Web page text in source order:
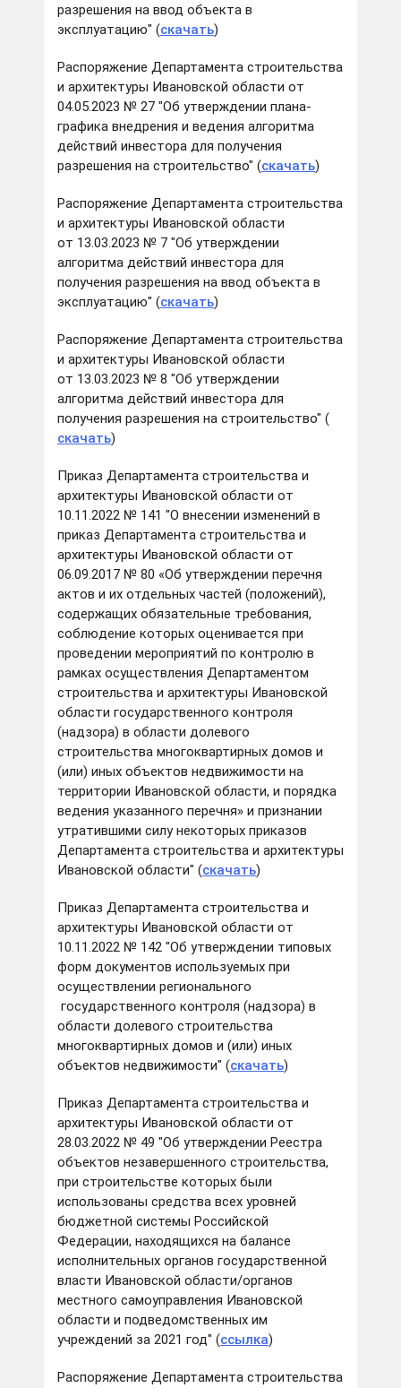
разрешения на ввод объекта в
эксплуатацию" (скачать)
Распоряжение Департамента строительства
и архитектуры Ивановской области от
04.05.2023 № 27 "Об утверждении плана-
графика внедрения и ведения алгоритма
действий инвестора для получения
разрешения на строительство" (скачать)
Распоряжение Департамента строительства
и архитектуры Ивановской области
от 13.03.2023 № 7 "Об утверждении
алгоритма действий инвестора для
получения разрешения на ввод объекта в
эксплуатацию" (скачать)
Распоряжение Департамента строительства
и архитектуры Ивановской области
от 13.03.2023 № 8 "Об утверждении
алгоритма действий инвестора для
получения разрешения на строительство" (
скачать)
Приказ Департамента строительства и
архитектуры Ивановской области от
10.11.2022 № 141 "О внесении изменений в
приказ Департамента строительства и
архитектуры Ивановской области от
06.09.2017 № 80 «Об утверждении перечня
актов и их отдельных частей (положений),
содержащих обязательные требования,
соблюдение которых оценивается при
проведении мероприятий по контролю в
рамках осуществления Департаментом
строительства и архитектуры Ивановской
области государственного контроля
(надзора) в области долевого
строительства многоквартирных домов и
(или) иных объектов недвижимости на
территории Ивановской области, и порядка
ведения указанного перечня» и признании
утратившими силу некоторых приказов
Департамента строительства и архитектуры
Ивановской области" (скачать)
Приказ Департамента строительства и
архитектуры Ивановской области от
10.11.2022 № 142 "Об утверждении типовых
форм документов используемых при
осуществлении регионального
государственного контроля (надзора) в
области долевого строительства
многоквартирных домов и (или) иных
объектов недвижимости" (скачать)
Приказ Департамента строительства и
архитектуры Ивановской области от
28.03.2022 № 49 "Об утверждении Реестра
объектов незавершенного строительства,
при строительстве которых были
использованы средства всех уровней
бюджетной системы Российской
Федерации, находящихся на балансе
исполнительных органов государственной
власти Ивановской области/органов
местного самоуправления Ивановской
области и подведомственных им
учреждений за 2021 год" (ссылка)
Распоряжение Департамента строительства